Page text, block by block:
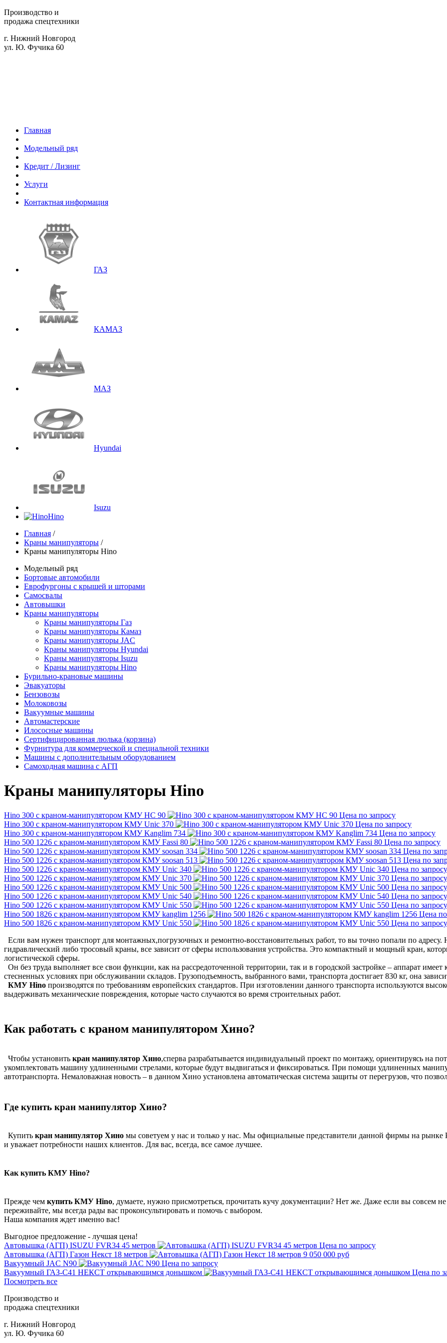
Производство и
продажа спецтехники
г. Нижний Новгород
ул. Ю. Фучика 60
Главная
Модельный ряд
Кредит / Лизинг
Услуги
Контактная информация
ГАЗ
КАМАЗ
МАЗ
Hyundai
Isuzu
Hino
Главная /
Краны манипуляторы /
Краны манипуляторы Hino
Модельный ряд
Бортовые автомобили
Еврофургоны с крышей и шторами
Самосвалы
Автовышки
Краны манипуляторы
Краны манипуляторы Газ
Краны манипуляторы Камаз
Краны манипуляторы JAC
Краны манипуляторы Hyundai
Краны манипуляторы Isuzu
Краны манипуляторы Hino
Бурильно-крановые машины
Эвакуаторы
Бензовозы
Молоковозы
Вакуумные машины
Автомастерские
Илососные машины
Сертифицированная люлька (корзина)
Фурнитура для коммерческой и специальной техники
Машины с дополнительным оборудованием
Самоходная машина с АГП
Краны манипуляторы Hino
Hino 300 с краном-манипулятором КМУ HC 90
Цена по запросу
Hino 300 с краном-манипулятором КМУ Unic 370
Цена по запросу
Hino 300 с краном-манипулятором КМУ Kanglim 734
Цена по запросу
Hino 500 1226 с краном-манипулятором КМУ Fassi 80
Цена по запросу
Hino 500 1226 с краном-манипулятором КМУ soosan 334
Цена по
Hino 500 1226 с краном-манипулятором КМУ soosan 513
Цена по
Hino 500 1226 с краном-манипулятором КМУ Unic 340
Цена по запросу
Hino 500 1226 с краном-манипулятором КМУ Unic 370
Цена по запросу
Hino 500 1226 с краном-манипулятором КМУ Unic 500
Цена по запросу
Hino 500 1226 с краном-манипулятором КМУ Unic 540
Цена по запросу
Hino 500 1226 с краном-манипулятором КМУ Unic 550
Цена по запросу
Hino 500 1826 с краном-манипулятором КМУ kanglim 1256
Цена
Hino 500 1826 с краном-манипулятором КМУ Unic 550
Цена по запросу
Если вам нужен транспорт для монтажных,погрузочных и ремонтно-восстановительных работ, то вы точно попали по адресу.
гидравлический либо тросовый краны, все зависит от сферы использования устройства. Это компактный и мощный кран,
логистической сферы.
Он без труда выполняет все свои функции, как на рассредоточенной территории, так и в городской застройке – аппарат
стесненных условиях при обслуживании складов. Грузоподъемность, выбранного вами, транспорта достигает 830 кг, она
КМУ Hino производятся по требованиям европейских стандартов. При изготовлении данного транспорта используются
выдерживать механические повреждения, которые часто случаются во время строительных работ.
Как работать с краном манипулятором Хино?
Чтобы установить кран манипулятор Хино,сперва разрабатывается индивидуальный проект по монтажу, ориентируясь на
укомплектовать машину удлиненными стрелами, которые будут выдвигаться и фиксироваться. При помощи удлиненных
автотранспорта. Немаловажная новость – в данном Хино установлена автоматическая система защиты от перегрузов, что
Где купить кран манипулятор Хино?
Купить кран манипулятор Хино мы советуем у нас и только у нас. Мы официальные представители данной фирмы на рынке
и уважает потребности наших клиентов. Для вас, всегда, все самое лучшее.
Как купить КМУ Hino?
Прежде чем купить КМУ Hino, думаете, нужно присмотреться, прочитать кучу документации? Нет же. Даже если вы совсем
переживайте, мы всегда рады вас проконсультировать и помочь с выбором.
Наша компания ждет именно вас!
Выгодное предложение - лучшая цена!
Автовышка (АГП) ISUZU FVR34 45 метров
Цена по запросу
Автовышка (АГП) Газон Некст 18 метров
9 050 000 руб
Вакуумный JAC N90
Цена по запросу
Вакуумный ГАЗ-С41 НЕКСТ открывающимся донышком
Цена по
Посмотреть все
Производство и
продажа спецтехники
г. Нижний Новгород
ул. Ю. Фучика 60